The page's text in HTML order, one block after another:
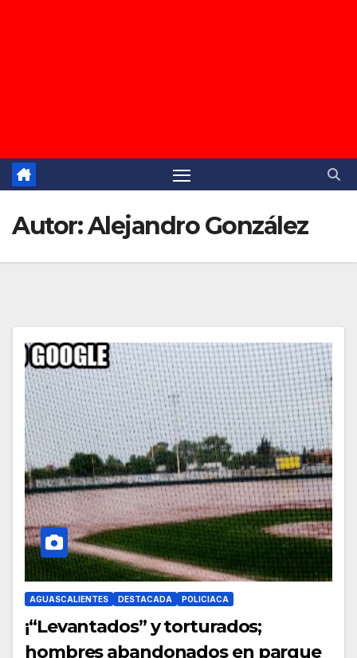
Autor:Alejandro González
AGUASCALIENTES DESTACADA POLICIACA
¡“Levantados” y torturados;
hombres abandonados en parque